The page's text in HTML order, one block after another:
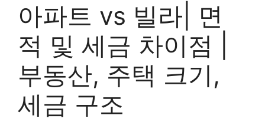
아파트 vs 빌라| 면
적 및 세금 차이점 |
부동산, 주택 크기,
세금 구조